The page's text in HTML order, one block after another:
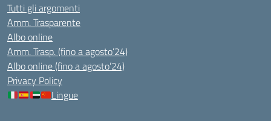
Tutti gli argomenti
Amm. Trasparente
Albo online
Amm. Trasp. (fino a agosto’24)
Albo online (fino a agosto’24)
Privacy Policy
Lingue